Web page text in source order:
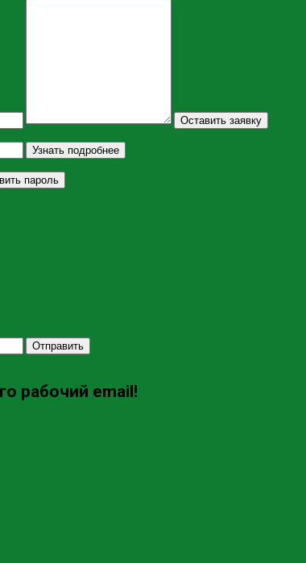
Оставить заявку
Узнать подробнее
пароль
Отправить
рабочий email!